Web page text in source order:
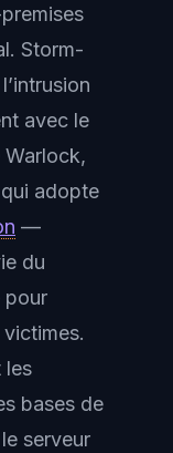
Storm-
avec le
adopte
—
du
pour
les
bases de
serveur